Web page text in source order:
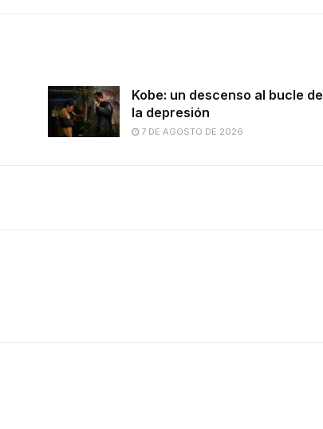
Kobe: un descenso al bucle de
la depresión
7 DE AGOSTO DE 2026